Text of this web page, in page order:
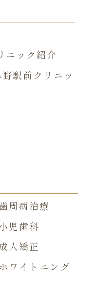
ニック紹介
駅前クリニッ
成人矯正
周病治療
ホワイトニング
児歯科